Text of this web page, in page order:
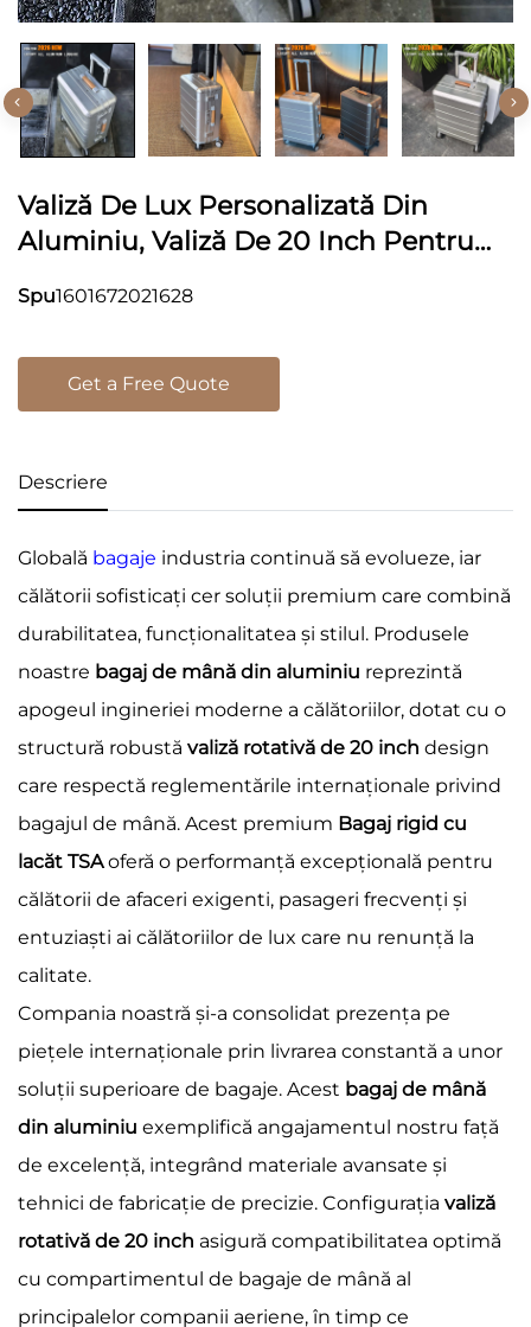
Valiză De Lux Personalizată Din
Aluminiu, Valiză De 20 Inch Pentru
Carcasă Rigidă, Mâner Moale Și
Spu1601672021628
Get a Free Quote
Descriere
Globală bagaje industria continuă să evolueze, iar
călătorii sofisticați cer soluții premium care combină
durabilitatea, funcționalitatea și stilul. Produsele
noastre bagaj de mână din aluminiu reprezintă
apogeul ingineriei moderne a călătoriilor, dotat cu o
structură robustă valiză rotativă de 20 inch design
care respectă reglementările internaționale privind
bagajul de mână. Acest premium Bagaj rigid cu
lacăt TSAoferă o performanță excepțională pentru
călătorii de afaceri exigenti, pasageri frecvenți și
entuziaști ai călătoriilor de lux care nu renunță la
calitate.
Compania noastră și-a consolidat prezența pe
piețele internaționale prin livrarea constantă a unor
soluții superioare de bagaje. Acest bagaj de mână
din aluminiu exemplifică angajamentul nostru față
de excelență, integrând materiale avansate și
tehnici de fabricație de precizie. Configurația valiză
rotativă de 20 inch asigură compatibilitatea optimă
cu compartimentul de bagaje de mână al
principalelor companii aeriene, în timp ce